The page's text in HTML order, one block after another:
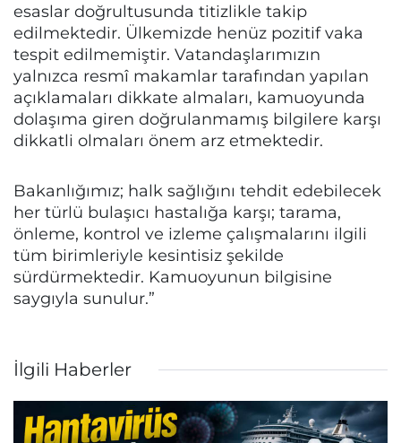
esaslar doğrultusunda titizlikle takip
edilmektedir. Ülkemizde henüz pozitif vaka
tespit edilmemiştir. Vatandaşlarımızın
yalnızca resmî makamlar tarafından yapılan
açıklamaları dikkate almaları, kamuoyunda
dolaşıma giren doğrulanmamış bilgilere karşı
dikkatli olmaları önem arz etmektedir.
Bakanlığımız; halk sağlığını tehdit edebilecek
her türlü bulaşıcı hastalığa karşı; tarama,
önleme, kontrol ve izleme çalışmalarını ilgili
tüm birimleriyle kesintisiz şekilde
sürdürmektedir. Kamuoyunun bilgisine
saygıyla sunulur.”
İlgili Haberler